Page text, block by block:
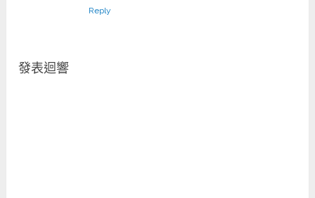
Reply
發表迴響